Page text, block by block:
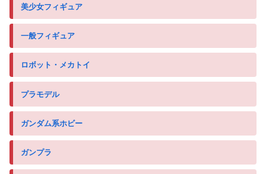
美少女フィギュア
一般フィギュア
ロボット・メカトイ
プラモデル
ガンダム系ホビー
ガンプラ